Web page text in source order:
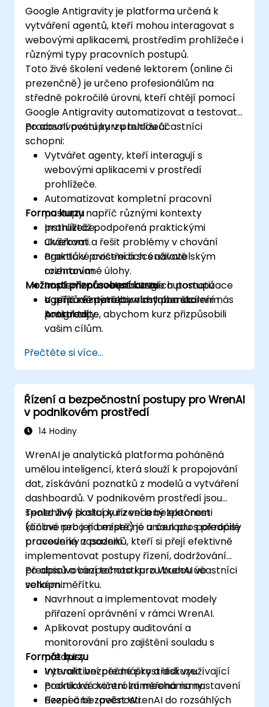
Google Antigravity je platforma určená k
vytváření agentů, kteří mohou interagovat s
webovými aplikacemi, prostředím prohlížeče i
různými typy pracovních postupů.
Toto živé školení vedené lektorem (online či
prezenčně) je určeno profesionálům na
středně pokročilé úrovni, kteří chtějí pomocí
Google Antigravity automatizovat a testovat
pracovní postupy v prohlížeči.
Po absolvování kurzu budou účastníci
schopni:
Vytvářet agenty, kteří interagují s
webovými aplikacemi v prostředí
prohlížeče.
Automatizovat kompletní pracovní
postupy napříč různými kontexty
prohlížeče.
Ověřovat a řešit problémy v chování
agentů v prostředích s uživatelským
rozhraním.
Implementovat strategie automatizace
napříč různými povrchy pomocí
Antigravity.
Forma kurzu
Instruktáž podpořená praktickými
ukázkami.
Praktické cvičení a scénářově
orientované úlohy.
Implementace pracovních postupů
agentů v interaktivním laboratorním
prostředí.
Možnosti přizpůsobení kurzu
V případě potřeby vlastního školení nás
kontaktujte, abychom kurz přizpůsobili
vašim cílům.
Přečtěte si více...
Řízení a bezpečnostní postupy pro WrenAI
v podnikovém prostředí
14 Hodiny
WrenAI je analytická platforma poháněná
umělou inteligencí, která slouží k propojování
dat, získávání poznatků z modelů a vytváření
dashboardů. V podnikovém prostředí jsou
spolehlivé postupy řízení a bezpečnosti
klíčové pro její bezpečné a souladu s předpisy
provedené nasazení.
Tento živý školicí kurz vedený lektorem
(online nebo na místě) je určen pro pokročilé
pracovníky z podniků, kteří si přejí efektivně
implementovat postupy řízení, dodržování
předpisů a bezpečnosti pro WrenAI ve
velkém měřítku.
Po absolvování tohoto kurzu budou účastníci
schopni:
Navrhnout a implementovat modely
přiřazení oprávnění v rámci WrenAI.
Aplikovat postupy auditování a
monitorování pro zajištění souladu s
předpisy.
Vytvořit bezpečné prostředí využívající
podnikové kontrolní mechanismy.
Bezpečně zavést WrenAI do rozsáhlých
Formát kurzu
Interaktivní přednášky a diskuze.
Praktická cvičení zaměřená na nastavení
řízení a bezpečnosti.